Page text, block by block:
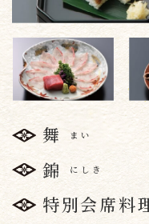
舞 まい
錦 にしき
特別会席料